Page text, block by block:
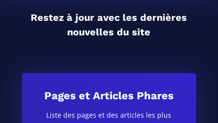
Restez à jour avec les dernières
nouvelles du site
Pages et Articles Phares
Liste des pages et des articles les plus